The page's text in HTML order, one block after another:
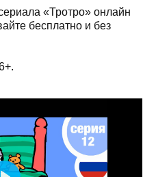
«Тротро» онлайн
бесплатно и без